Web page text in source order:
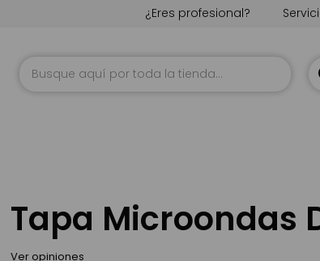
¿Eres profesional?
Tapa Microondas
Ver opiniones